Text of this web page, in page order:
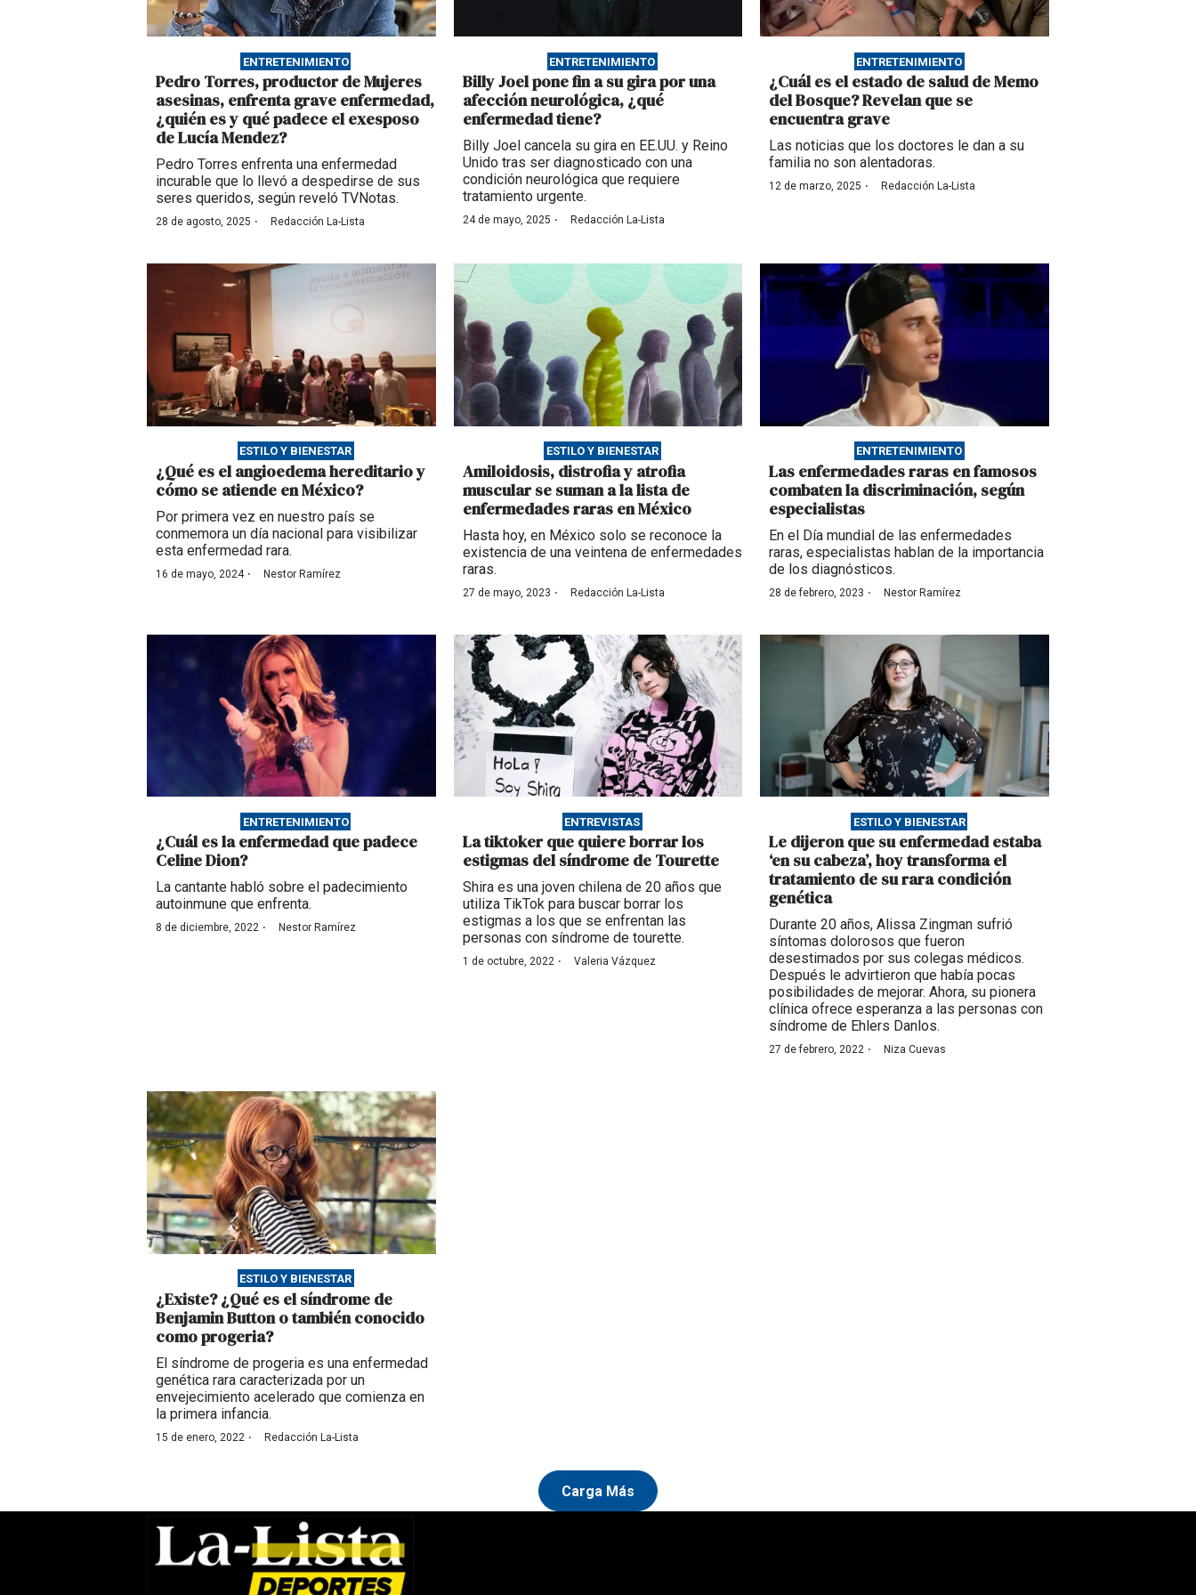
ENTRETENIMIENTO
Pedro Torres, productor de Mujeres
asesinas, enfrenta grave enfermedad,
¿quién es y qué padece el exesposo
de Lucía Mendez?
Pedro Torres enfrenta una enfermedad
incurable que lo llevó a despedirse de sus
seres queridos, según reveló TVNotas.
28 de agosto, 2025 · Redacción La-Lista
ENTRETENIMIENTO
Billy Joel pone fin a su gira por una
afección neurológica, ¿qué
enfermedad tiene?
Billy Joel cancela su gira en EE.UU. y Reino
Unido tras ser diagnosticado con una
condición neurológica que requiere
tratamiento urgente.
24 de mayo, 2025 · Redacción La-Lista
ENTRETENIMIENTO
¿Cuál es el estado de salud de Memo
del Bosque? Revelan que se
encuentra grave
Las noticias que los doctores le dan a su
familia no son alentadoras.
12 de marzo, 2025 · Redacción La-Lista
ESTILO Y BIENESTAR
¿Qué es el angioedema hereditario y
cómo se atiende en México?
Por primera vez en nuestro país se
conmemora un día nacional para visibilizar
esta enfermedad rara.
16 de mayo, 2024· Nestor Ramírez
ESTILO Y BIENESTAR
Amiloidosis, distrofia y atrofia
muscular se suman a la lista de
enfermedades raras en México
Hasta hoy, en México solo se reconoce la
existencia de una veintena de enfermedades
raras.
27 de mayo, 2023 · Redacción La-Lista
ENTRETENIMIENTO
Las enfermedades raras en famosos
combaten la discriminación, según
especialistas
En el Día mundial de las enfermedades
raras, especialistas hablan de la importancia
de los diagnósticos.
28 de febrero, 2023 · Nestor Ramírez
ENTRETENIMIENTO
¿Cuál es la enfermedad que padece
Celine Dion?
La cantante habló sobre el padecimiento
autoinmune que enfrenta.
8 de diciembre, 2022 · Nestor Ramírez
ENTREVISTAS
La tiktoker que quiere borrar los
estigmas del síndrome de Tourette
Shira es una joven chilena de 20 años que
utiliza TikTok para buscar borrar los
estigmas a los que se enfrentan las
personas con síndrome de tourette.
1 de octubre, 2022· Valeria Vázquez
ESTILO Y BIENESTAR
Le dijeron que su enfermedad estaba
‘en su cabeza’, hoy transforma el
tratamiento de su rara condición
genética
Durante 20 años, Alissa Zingman sufrió
síntomas dolorosos que fueron
desestimados por sus colegas médicos.
Después le advirtieron que había pocas
posibilidades de mejorar. Ahora, su pionera
clínica ofrece esperanza a las personas con
síndrome de Ehlers Danlos.
27 de febrero, 2022 · Niza Cuevas
ESTILO Y BIENESTAR
¿Existe? ¿Qué es el síndrome de
Benjamin Button o también conocido
como progeria?
El síndrome de progeria es una enfermedad
genética rara caracterizada por un
envejecimiento acelerado que comienza en
la primera infancia.
15 de enero, 2022 · Redacción La-Lista
Carga Más